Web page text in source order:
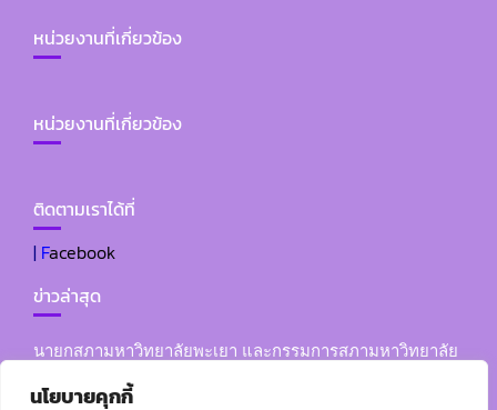
นโยบายคุกกี้
หน่วยงานที่เกี่ยวข้อง
หน่วยงานที่เกี่ยวข้อง
ติดตามเราได้ที่
| Facebook
ข่าวล่าสุด
นายกสภามหาวิทยาลัยพะเยา และกรรมการสภามหาวิทยาลัย
ทร วิ. (พระอาจารย์พบโชค ติสฺสวํโส) ในโอกาส มหาวิทยาลัย